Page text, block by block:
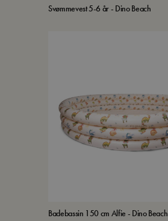
Svømmevest 5-6 år - Dino Beach
Badebassin 150 cm Alfie - Dino Beach